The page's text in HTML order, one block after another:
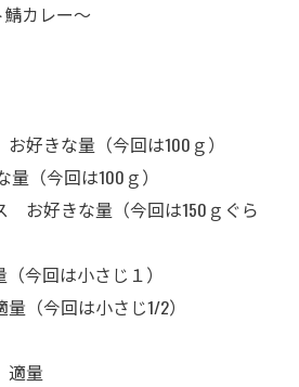
カレー～
好きな量（今回は100ｇ）
（今回は100ｇ）
お好きな量（今回は150ｇぐら
今回は小さじ１）
（今回は小さじ1/2）
適量